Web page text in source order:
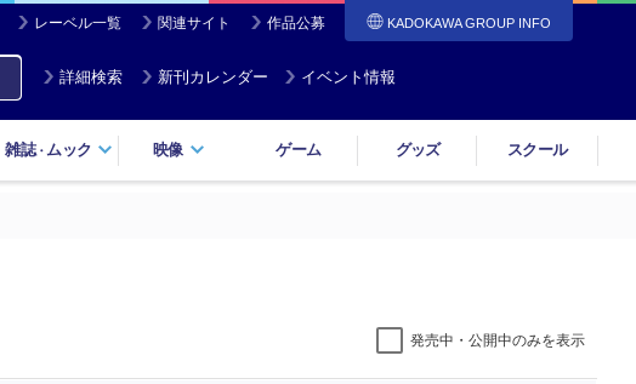
レーベル一覧 関連サイト 作品公募 KADOKAWA GROUP INFO
詳細検索 新刊カレンダー イベント情報
雑誌・ ムック 映像 ゲーム グッズ スクール
発売中・公開中のみを表示